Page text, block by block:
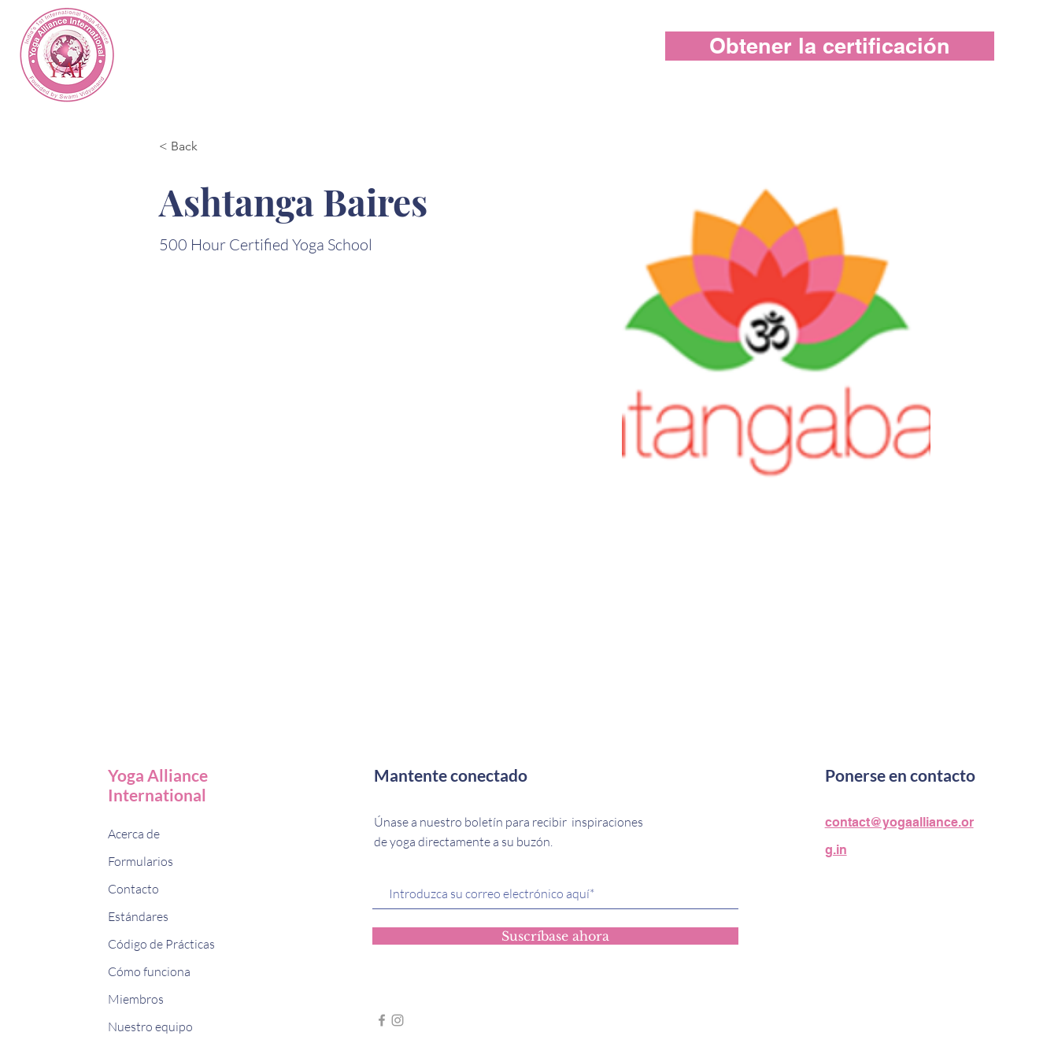
Obtener la certificación
< Back
Ashtanga Baires
500 Hour Certified Yoga School
Yoga Alliance
International
Acerca de
Formularios
Contacto
Estándares
Código de Prácticas
Cómo funciona
Miembros
Nuestro equipo
Mantente conectado
Únase a nuestro boletín para recibir inspiraciones
de yoga directamente a su buzón.
Suscríbase ahora
Ponerse en contacto
contact@yogaalliance.or
g.in